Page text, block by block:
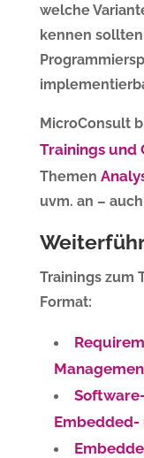
welche
kennen
MicroConsult
Trainings und
Themen
uvm. an –
Trainings zum
Format:
Embedded-